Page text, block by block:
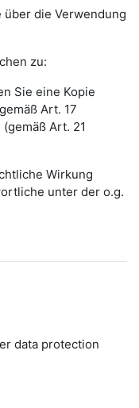
die Verwendung
zu:
Sie eine Kopie
Art. 17
Art. 21
Wirkung
unter der o.g.
data protection